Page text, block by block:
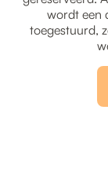
wordt een
toegestuurd,